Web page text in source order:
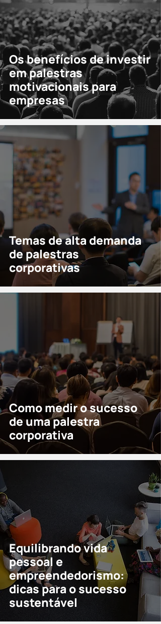
Os benefícios de investir
em palestras
motivacionais para
empresas
Temas de alta demanda
de palestras
corporativas
Como medir o sucesso
de uma palestra
corporativa
Equilibrando vida
pessoal e
empreendedorismo:
dicas para o sucesso
sustentável